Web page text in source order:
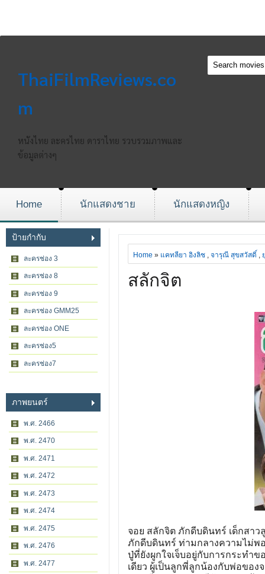
ThaiFilmReviews.co
m
หนังไทย ละครไทย ดาราไทย รวบรวมภาพและ
ข้อมูลต่างๆ
Home นักแสดงชาย นักแสดงหญิง
ป้ายกำกับ
ละครช่อง 3
ละครช่อง 8
ละครช่อง 9
ละครช่อง GMM25
ละครช่อง ONE
ละครช่อง5
ละครช่อง7
ภาพยนตร์
พ.ศ. 2466
พ.ศ. 2470
พ.ศ. 2471
พ.ศ. 2472
พ.ศ. 2473
พ.ศ. 2474
พ.ศ. 2475
พ.ศ. 2476
พ.ศ. 2477
Home » แคทลียา อิงลิช , จารุณี สุขสวัสดิ์ ,
สลักจิต
จอย สลักจิต ภักดีบดินทร์ เด็กสาว
ภักดีบดินทร์ ท่ามกลางความไม่พ
ปู่ที่ยังผูกใจเจ็บอยู่กับการกระทำ
เดียว ผู้เป็นลูกพี่ลูกน้องกับพ่อของ